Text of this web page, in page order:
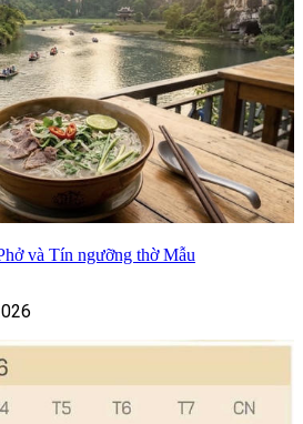
và Tín ngưỡng thờ Mẫu